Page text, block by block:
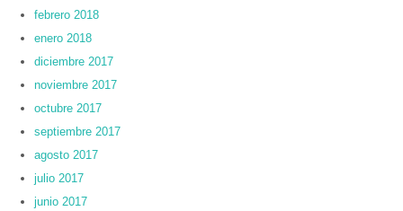
febrero 2018
enero 2018
diciembre 2017
noviembre 2017
octubre 2017
septiembre 2017
agosto 2017
julio 2017
junio 2017